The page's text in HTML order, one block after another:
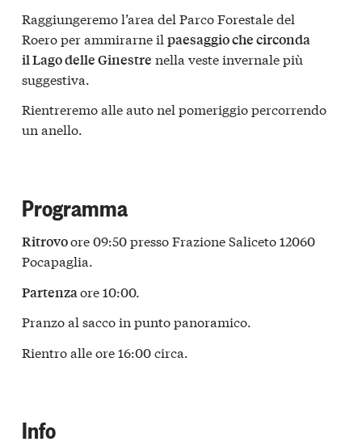
Raggiungeremo l’area del Parco Forestale del
Roero per ammirarne il paesaggio che circonda
il Lago delle Ginestre nella veste invernale più
suggestiva.
Rientreremo alle auto nel pomeriggio percorrendo
un anello.
Programma
Ritrovoore 09:50 presso Frazione Saliceto 12060
Pocapaglia.
Partenzaore 10:00.
Pranzo al sacco in punto panoramico.
Rientro alle ore 16:00 circa.
Info